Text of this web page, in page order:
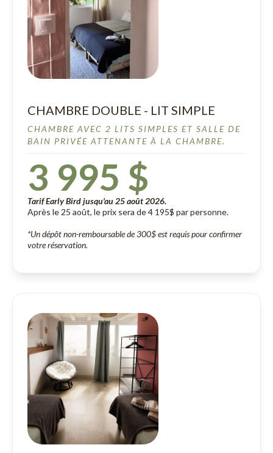
CHAMBRE DOUBLE - LIT SIMPLE
CHAMBRE AVEC 2 LITS SIMPLES ET SALLE DE
BAIN PRIVÉE ATTENANTE À LA CHAMBRE.
3 995 $
Tarif Early Bird jusqu'au 25 août 2026.
Après le 25 août, le prix sera de 4 195$ par personne.
*Un dépôt non-remboursable de 300$ est requis pour confirmer
votre réservation.